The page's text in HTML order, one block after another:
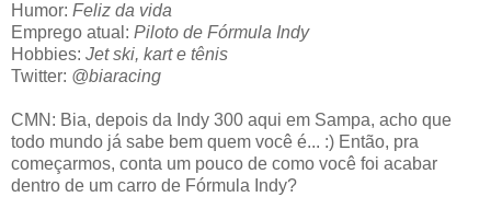
Humor: Feliz da vida
Emprego atual: Piloto de Fórmula Indy
Hobbies: Jet ski, kart e tênis
Twitter: @biaracing
CMN: Bia, depois da Indy 300 aqui em Sampa, acho que
todo mundo já sabe bem quem você é... :) Então, pra
começarmos, conta um pouco de como você foi acabar
dentro de um carro de Fórmula Indy?